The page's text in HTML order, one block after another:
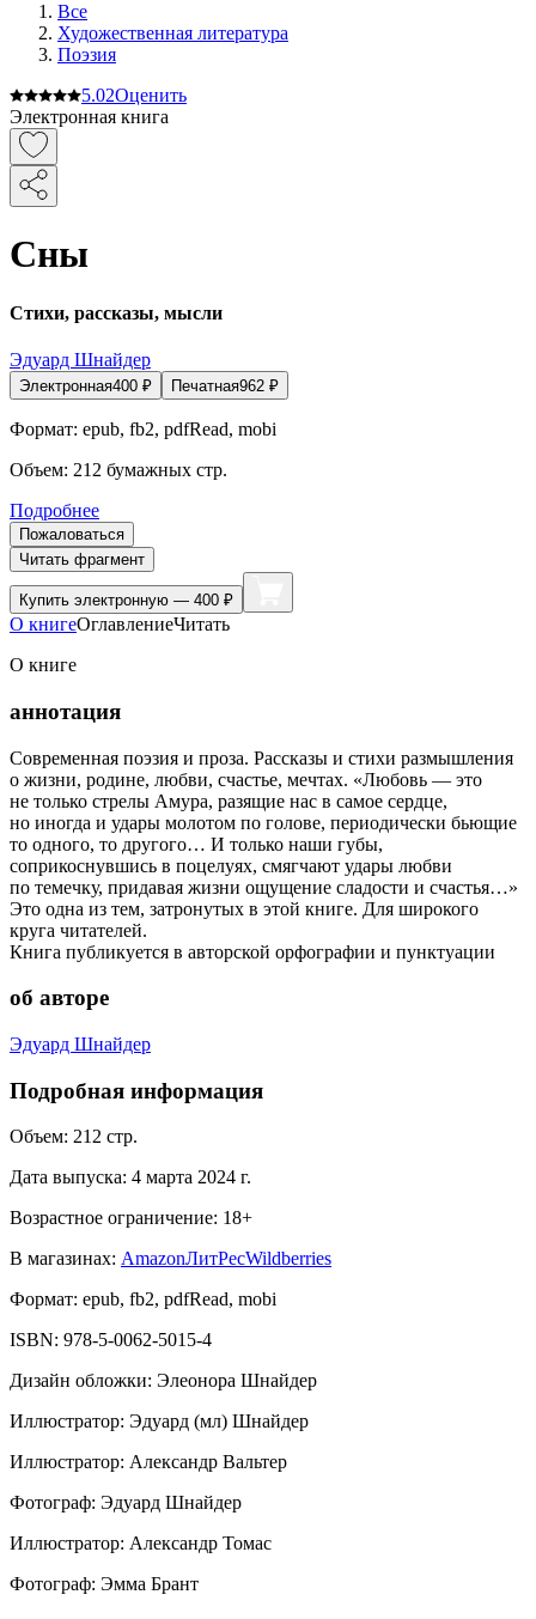
Все
Художественная литература
Поэзия
5.02Оценить
Электронная книга
Сны
Стихи, рассказы, мысли
Эдуард Шнайдер
Электронная400 ₽ Печатная962 ₽
Формат: epub, fb2, pdfRead, mobi
Объем: 212 бумажных стр.
Подробнее
Пожаловаться
Читать фрагмент
Купить электронную — 400 ₽
О книгеОглавлениеЧитать
О книге
аннотация
Современная поэзия и проза. Рассказы и стихи размышления
о жизни, родине, любви, счастье, мечтах. «Любовь — это
не только стрелы Амура, разящие нас в самое сердце,
но иногда и удары молотом по голове, периодически бьющие
то одного, то другого… И только наши губы,
соприкоснувшись в поцелуях, смягчают удары любви
по темечку, придавая жизни ощущение сладости и счастья…»
Это одна из тем, затронутых в этой книге. Для широкого
круга читателей.
Книга публикуется в авторской орфографии и пунктуации
об авторе
Эдуард Шнайдер
Подробная информация
Объем: 212 стр.
Дата выпуска: 4 марта 2024 г.
Возрастное ограничение: 18+
В магазинах: AmazonЛитРесWildberries
Формат: epub, fb2, pdfRead, mobi
ISBN: 978-5-0062-5015-4
Дизайн обложки: Элеонора Шнайдер
Иллюстратор: Эдуард (мл) Шнайдер
Иллюстратор: Александр Вальтер
Фотограф: Эдуард Шнайдер
Иллюстратор: Александр Томас
Фотограф: Эмма Брант